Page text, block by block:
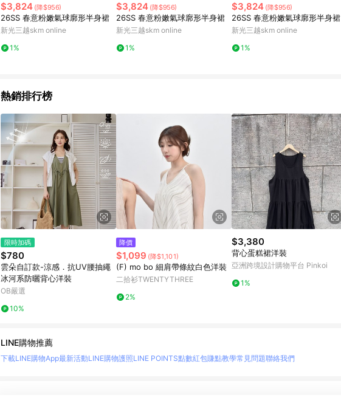
$3,824 (降$956)
26SS 春意粉嫩氣球廓形半身裙
新光三越skm online
1%
$3,824 (降$956)
26SS 春意粉嫩氣球廓形半身裙
新光三越skm online
1%
$3,824 (降$956)
26SS 春意粉嫩氣球廓形半身裙
新光三越skm online
1%
熱銷排行榜
限時加碼
$780
雲朵自訂款-涼感．抗UV腰抽繩
冰河系防曬背心洋裝
OB嚴選
10%
降價
$1,099 (降$1,101)
(F) mo bo 細肩帶條紋白色洋裝
二拾衫TWENTYTHREE
2%
$3,380
背心蛋糕裙洋裝
亞洲跨境設計購物平台 Pinkoi
1%
LINE購物推薦
下載LINE購物App最新活動LINE購物護照LINE POINTS點數紅包賺點教學常見問題聯絡我們